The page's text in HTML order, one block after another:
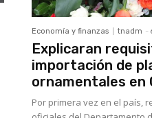
Economía y finanzas tnadm -
Explicaran
importación de
ornamentales en
Por primera vez en el país,